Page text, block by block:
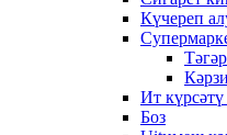
Күчереп
Ит күрсәтү
Боз